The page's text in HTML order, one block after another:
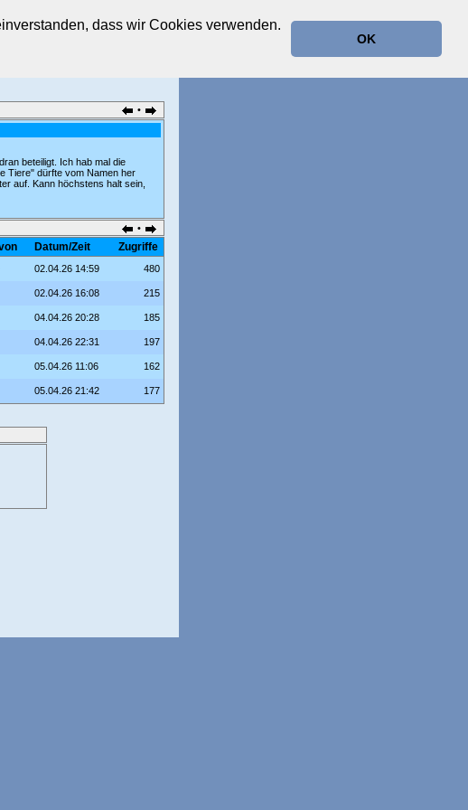
dass wir Cookies verwenden.
OK
•
beteiligt. Ich hab mal die
Tiere" dürfte vom Namen her
auf. Kann höchstens halt sein,
•
Datum/Zeit Zugriffe
02.04.26 14:59 480
02.04.26 16:08 215
04.04.26 20:28 185
04.04.26 22:31 197
05.04.26 11:06 162
05.04.26 21:42 177